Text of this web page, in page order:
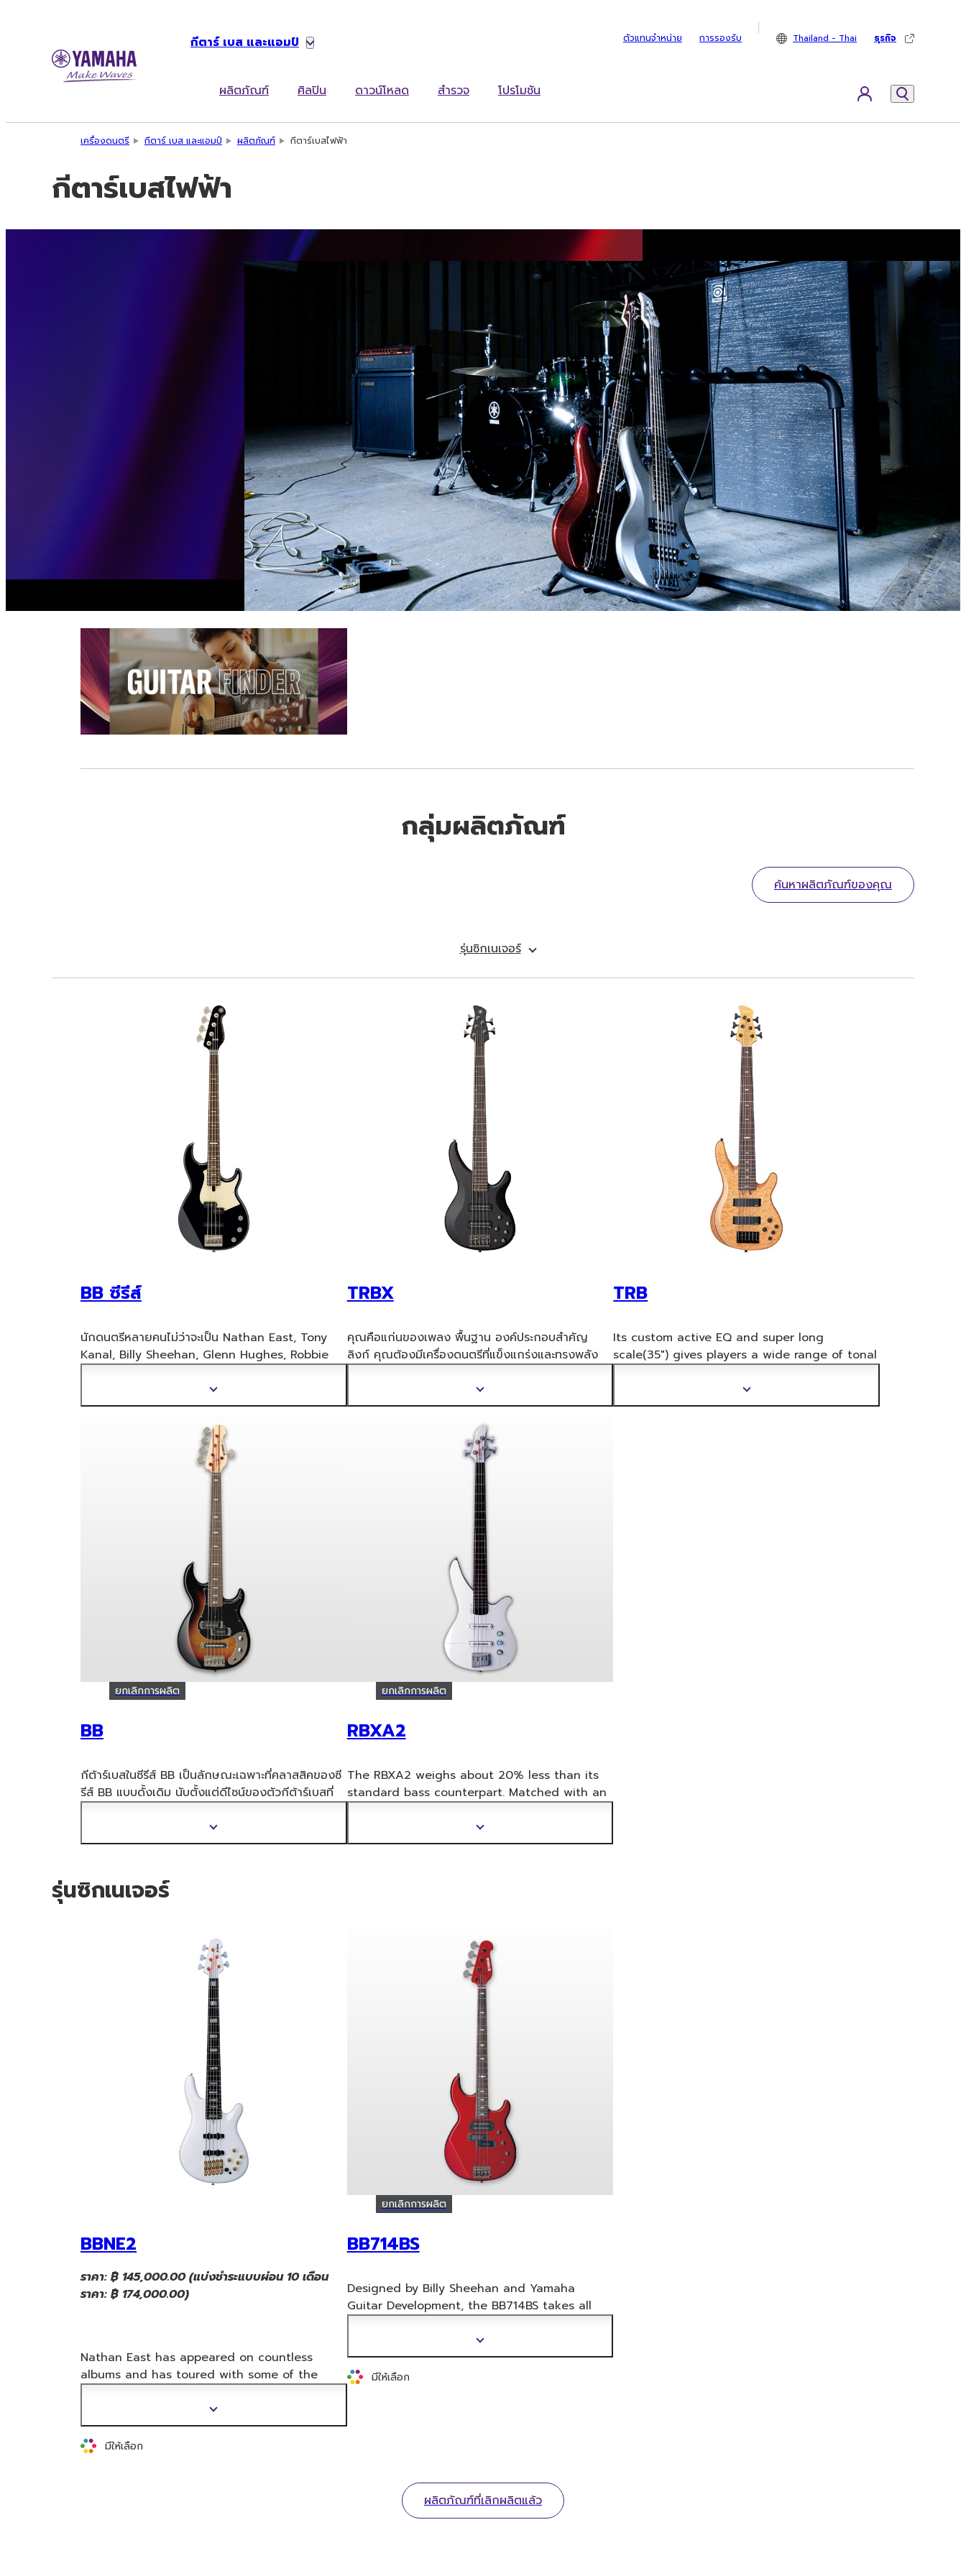
กีตาร์ เบส และแอมป์
ผลิตภัณฑ์ ศิลปิน ดาวน์โหลด สำรวจ โปรโมชัน
ตัวแทนจำหน่าย การรองรับ Thailand - Thai ธุรกิจ
เครื่องดนตรี กีตาร์ เบส และแอมป์ ผลิตภัณฑ์ กีตาร์เบสไฟฟ้า
กีตาร์เบสไฟฟ้า
กลุ่มผลิตภัณฑ์
ค้นหาผลิตภัณฑ์ของคุณ
รุ่นซิกเนเจอร์
BB ซีรีส์
นักดนตรีหลายคนไม่ว่าจะเป็น Nathan East, Tony
Kanal, Billy Sheehan, Glenn Hughes, Robbie
เสียงที่เป็นเอกลักษณ์ของพวกเขาด้วย BB ซึ่งกลาย
เป็นเครื่องดนตรีที่ได้รับความนิยมในหมู่มือเบสที่มีชื่อ
เสียงโด่งดังหลายคนนับตั้งแต่เปิดตัวในปี 1977 BB
ใหม่นำสไตล์ที่โดดเด่นและความหลากหลายของเบส
คลาสสิกนี้ รวมทั้งเสียงที่เป็นตำนานไปสู่อีกระดับ
แสดง
ข้อมูล
เพิ่ม
เติม
TRBX
คุณคือแก่นของเพลง พื้นฐาน องค์ประกอบสำคัญ
ลิงก์ คุณต้องมีเครื่องดนตรีที่แข็งแกร่งและทรงพลัง
างสรรค์สิ่งใหม่ รวมทั้งก้าวข้ามขีดจำกัด
คุณต้องการเพียงแค่เบสซักตัวที่มีคุณสมบัติครบถ้วน
เบสของเราให้ทั้งเสียง สัมผัส และรูปลักษณ์ ที่ไม่เป็น
แสดง
ข้อมูล
เพิ่ม
เติม
TRB
Its custom active EQ and super long
scale(35") gives players a wide range of tonal
tional low-frequency response.From
Jazz and Fusion to Rock and Metal, TRB's
แสดง
ข้อมูล
BB
ยกเลิกการผลิต
กีต้าร์เบสในซีรีส์ BB เป็นลักษณะเฉพาะที่คลาสสิคของซี
รีส์ BB แบบดั้งเดิม นับตั้งแต่ดีไซน์ของตัวกีต้าร์เบสที่
ฮาร์ดแวร์แบบวินเทจ โซปบาร์ และปิคอัพแบบ split-coil
แสดง
ข้อมูล
RBXA2
ยกเลิกการผลิต
The RBXA2 weighs about 20% less than its
standard bass counterpart. Matched with an
cooperation with Yamaha Artist Services
Hollywood, it delivers a heavy sound that is
แสดง
ข้อมูล
รุ่นซิกเนเจอร์
BBNE2
ราคา: ฿ 145,000.00 (แบ่งชำระแบบผ่อน 10 เดือน
ราคา: ฿ 174,000.00)
Nathan East has appeared on countless
albums and has toured with some of the
that Nathan's signature bass has to deliver
tone and versatility ready for a wide variety
of gigs. Enter BBNEII...
แสดง
ข้อมูล
มีให้เลือก
BB714BS
ยกเลิกการผลิต
Designed by Billy Sheehan and Yamaha
Guitar Development, the BB714BS takes all
the Attitude – and puts them in a package
great for any style on any stage.
แสดง
ข้อมูล
มีให้เลือก
ผลิตภัณฑ์ที่เลิกผลิตแล้ว